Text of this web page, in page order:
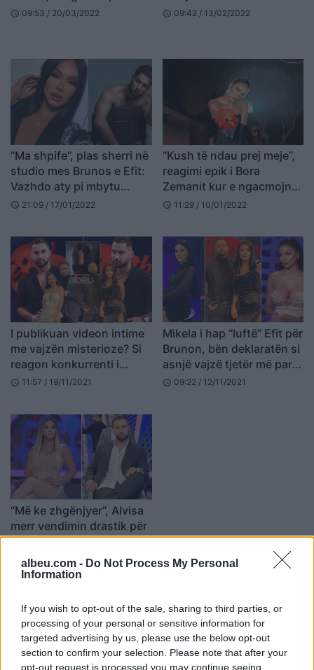
albeu.com - Do Not Process My Personal
Information
If you wish to opt-out of the sale, sharing to third parties, or
processing of your personal or sensitive information for
targeted advertising by us, please use the below opt-out
section to confirm your selection. Please note that after your
opt-out request is processed you may continue seeing
(VIDEO)
schedule 09:53 / 20/03/2022
Peristerin (VIDEO)
schedule 09:42 / 13/02/2022
“Ma shpife”, plas sherri në
studio mes Brunos e Efit:
Vazhdo aty pi mbytu
(VIDEO)
schedule 21:09 / 17/01/2022
“Kush të ndau prej meje”,
reagimi epik i Bora
Zemanit kur e ngacmojnë
për Donaldin (VIDEO)
schedule 11:29 / 10/01/2022
I publikuan videon intime
me vajzën misterioze? Si
reagon konkurrenti i
“Përputhen” kur e sheh
schedule 11:57 / 19/11/2021
Mikela i hap “luftë” Efit për
Brunon, bën deklaratën si
asnjë vajzë tjetër më parë
(FOTO LAJM)
schedule 09:22 / 12/11/2021
“Më ke zhgënjyer”, Alvisa
merr vendimin drastik për
Brunon (FOTO LAJM)
09:41 / 03/11/2021